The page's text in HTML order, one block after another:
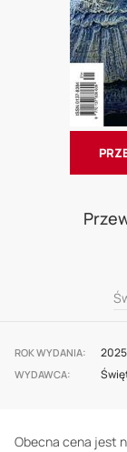
images
gallery
ROK WYDANIA 2025
WYDAWCA
Obecna cena jest